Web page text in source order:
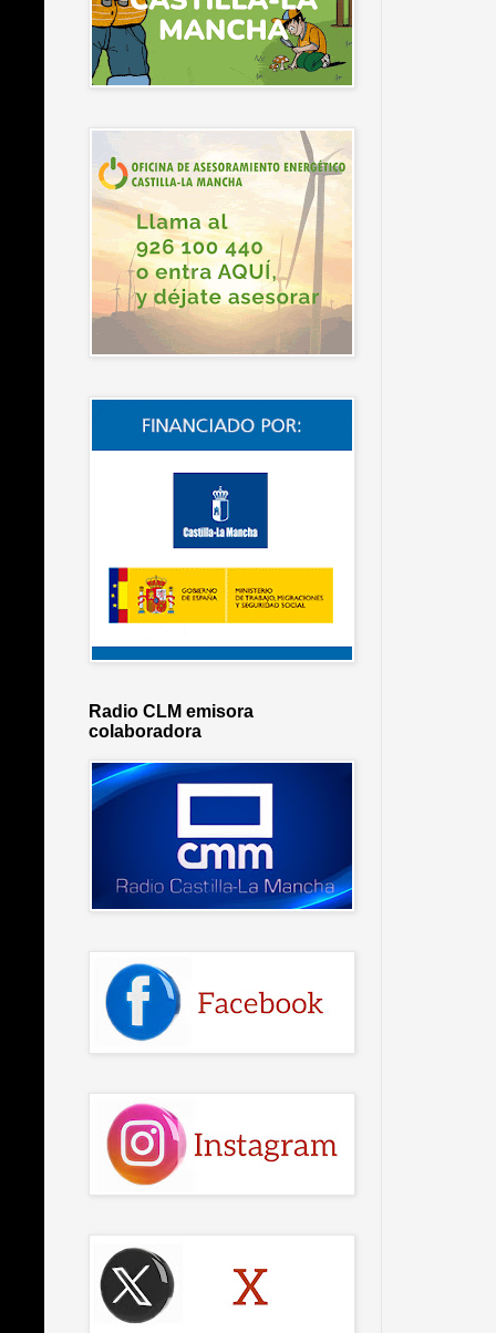
Radio CLM emisora
colaboradora